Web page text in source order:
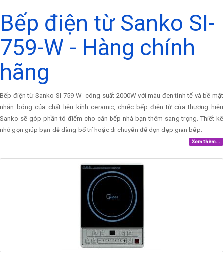
Bếp điện từ Sanko SI-
759-W - Hàng chính
hãng
Bếp điện từ Sanko SI-759-W công suất 2000W với màu đen tinh tế và bề mặt
nhẵn bóng của chất liệu kính ceramic, chiếc bếp điện từ của thương hiệu
Sanko sẽ góp phần tô điểm cho căn bếp nhà bạn thêm sang trọng. Thiết kế
nhỏ gọn giúp bạn dễ dàng bố trí hoặc di chuyển để dọn dẹp gian bếp.
Xem thêm...